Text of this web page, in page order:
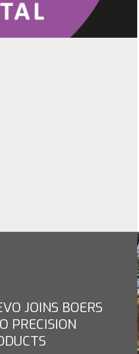
JOINS BOERS
PRECISION